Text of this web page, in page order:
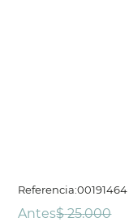
Referencia:00191464
Antes$ 25.000